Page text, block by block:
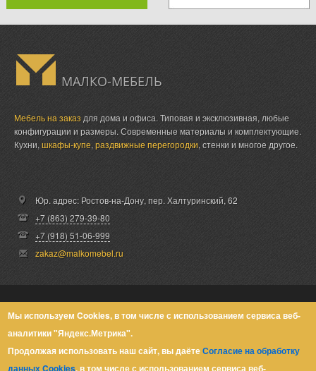
МАЛКО-МЕБЕЛЬ
Мебель на заказ для дома и офиса. Типовая и эксклюзивная, любые
конфигурации и размеры. Современные материалы и комплектующие.
Кухни, шкафы-купе, раздвижные перегородки, стенки и многое другое.
Юр. адрес: Ростов-на-Дону, пер. Халтуринский, 62
+7 (863) 279-39-80
+7 (918) 51-06-999
zakaz@malkomebel.ru
© Малко-Мебель 2013-2026
Политика конфиденциальности
Мы используем Cookies, в том числе с использованием сервиса веб-
аналитики "Яндекс.Метрика".
Продолжая использовать наш сайт, вы даётеСогласие на обработку
данных Cookies, в том числе с использованием сервиса веб-